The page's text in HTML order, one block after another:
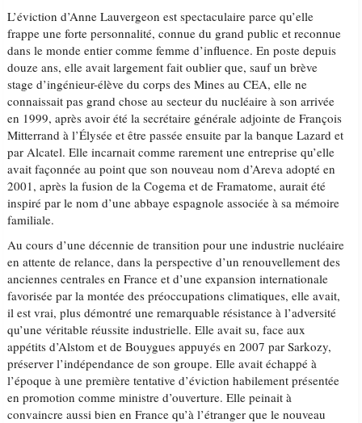
L’éviction d’Anne Lauvergeon est spectaculaire parce qu’elle
frappe une forte personnalité, connue du grand public et reconnue
dans le monde entier comme femme d’influence. En poste depuis
douze ans, elle avait largement fait oublier que, sauf un brève
stage d’ingénieur-élève du corps des Mines au CEA, elle ne
connaissait pas grand chose au secteur du nucléaire à son arrivée
en 1999, après avoir été la secrétaire générale adjointe de François
Mitterrand à l’Élysée et être passée ensuite par la banque Lazard et
par Alcatel. Elle incarnait comme rarement une entreprise qu’elle
avait façonnée au point que son nouveau nom d’Areva adopté en
2001, après la fusion de la Cogema et de Framatome, aurait été
inspiré par le nom d’une abbaye espagnole associée à sa mémoire
familiale.
Au cours d’une décennie de transition pour une industrie nucléaire
en attente de relance, dans la perspective d’un renouvellement des
anciennes centrales en France et d’une expansion internationale
favorisée par la montée des préoccupations climatiques, elle avait,
il est vrai, plus démontré une remarquable résistance à l’adversité
qu’une véritable réussite industrielle. Elle avait su, face aux
appétits d’Alstom et de Bouygues appuyés en 2007 par Sarkozy,
préserver l’indépendance de son groupe. Elle avait échappé à
l’époque à une première tentative d’éviction habilement présentée
en promotion comme ministre d’ouverture. Elle peinait à
convaincre aussi bien en France qu’à l’étranger que le nouveau